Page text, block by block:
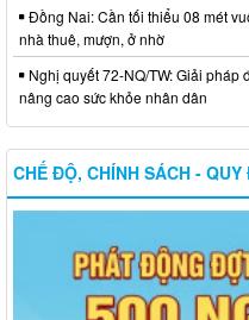
1277/QĐ-UBND
Quyết định về việc phê
Chủ tịch Ủy ban nhân dân
2026 - 2031
Thời gian đăng: 13/04/2026
01/NQ-HĐND
Nghị quyết về việc xác
Thời gian đăng: 17/04/2026
lượt xem: 258 | lượt tải:51
Đồng Nai: Cần tối thiểu 08 mét
nhà thuê, mượn, ở nhờ
Nghị quyết 72-NQ/TW: Giải pháp
nâng cao sức khỏe nhân dân
CHẾ ĐỘ, CHÍNH SÁCH - QUY